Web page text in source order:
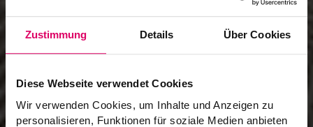
Zustimmung Details Über Cookies
Diese Webseite verwendet Cookies
Wir verwenden Cookies, um Inhalte und Anzeigen zu
personalisieren, Funktionen für soziale Medien anbieten